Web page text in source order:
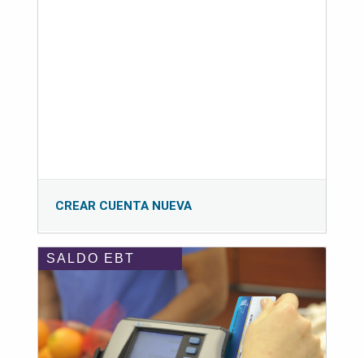
CREAR CUENTA NUEVA
SALDO EBT